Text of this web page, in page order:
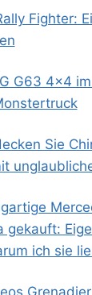
Fighter:
G63 4×4
Sie
gekauft:
ich sie